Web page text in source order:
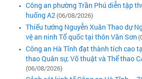
Công an phường Trần Phú diễn tập
huống A2(06/08/2026)
Thiếu tướng Nguyễn Xuân Thao dự
vệ an ninh Tổ quốc tại thôn Văn Sơn
Công an Hà Tĩnh đạt thành tích cao
thao Quân sự, Võ thuật và Thể thao
(06/08/2026)